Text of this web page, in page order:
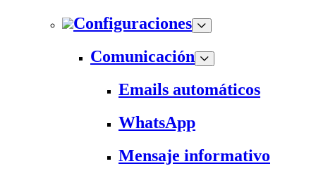
Configuraciones
Comunicación
Emails automáticos
WhatsApp
Mensaje informativo